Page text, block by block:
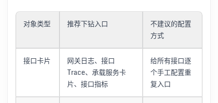
对象类型 推荐下钻入口
不建议的配置
方式
接口卡片
网关日志、接口
Trace、承载服务卡
片、接口指标
给所有接口逐
个手工配置重
复入口